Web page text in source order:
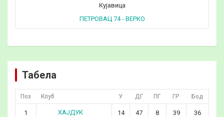
Кујавица
ПЕТРОВАЦ 74 - ВЕРКО
Табела
Поз Клуб У ДГ ПГ ГР Бод
1 ХАЈДУК 14 47 8 39 36